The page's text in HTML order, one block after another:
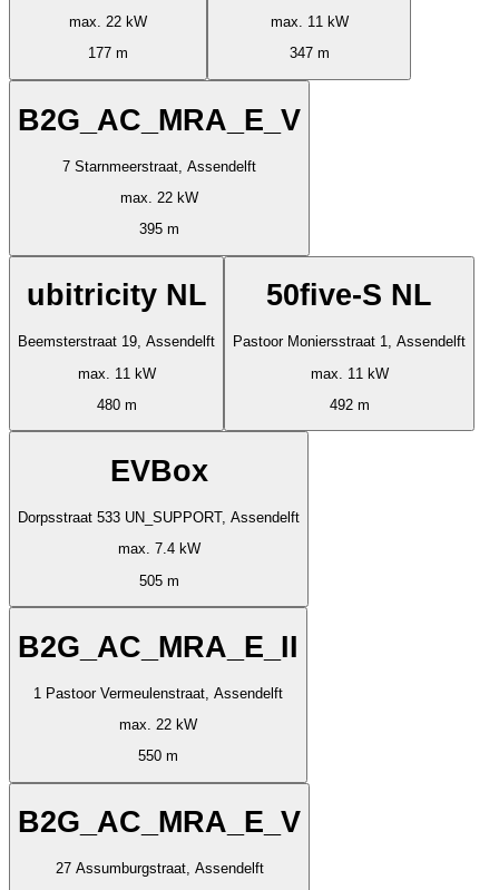
max. 22 kW
177 m
max. 11 kW
347 m
B2G_AC_MRA_E_V
7 Starnmeerstraat, Assendelft
max. 22 kW
395 m
ubitricity NL
Beemsterstraat 19, Assendelft
max. 11 kW
480 m
50five-S NL
Pastoor Moniersstraat 1, Assendelft
max. 11 kW
492 m
EVBox
Dorpsstraat 533 UN_SUPPORT, Assendelft
max. 7.4 kW
505 m
B2G_AC_MRA_E_II
1 Pastoor Vermeulenstraat, Assendelft
max. 22 kW
550 m
B2G_AC_MRA_E_V
27 Assumburgstraat, Assendelft